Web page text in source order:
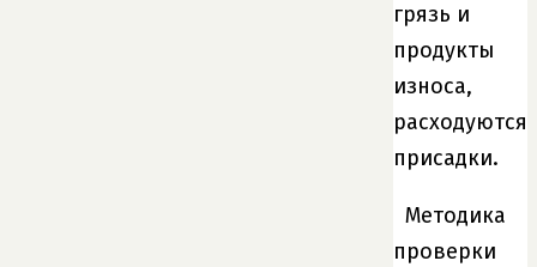
грязь и
продукты
износа,
расходуются
присадки.
Методика
проверки